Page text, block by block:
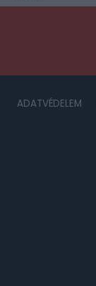
ADATVÉDELEM